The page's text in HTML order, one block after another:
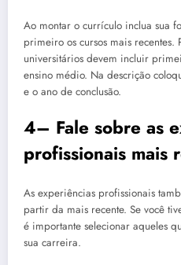
Ao montar o currículo inclua sua
primeiro os cursos mais recentes.
universitários devem incluir
ensino médio. Na descrição
e o ano de conclusão.
4– Fale sobre as
profissionais mais
As experiências profissionais
partir da mais recente. Se você
é importante selecionar aqueles
sua carreira.